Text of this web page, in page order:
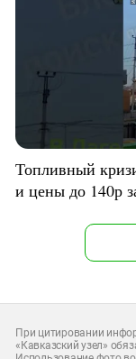
Топливный
и цены до 140р
При цитировании
«Кавказский узел»